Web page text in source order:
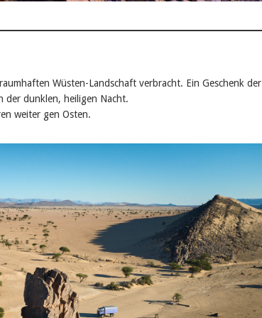
Wüsten-Landschaft verbracht. Ein Geschenk der
der dunklen, heiligen Nacht.
weiter gen Osten.